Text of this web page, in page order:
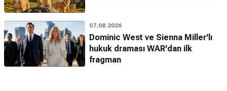
07.08.2026
Dominic West ve Sienna Miller'lı
hukuk draması WAR'dan ilk
fragman